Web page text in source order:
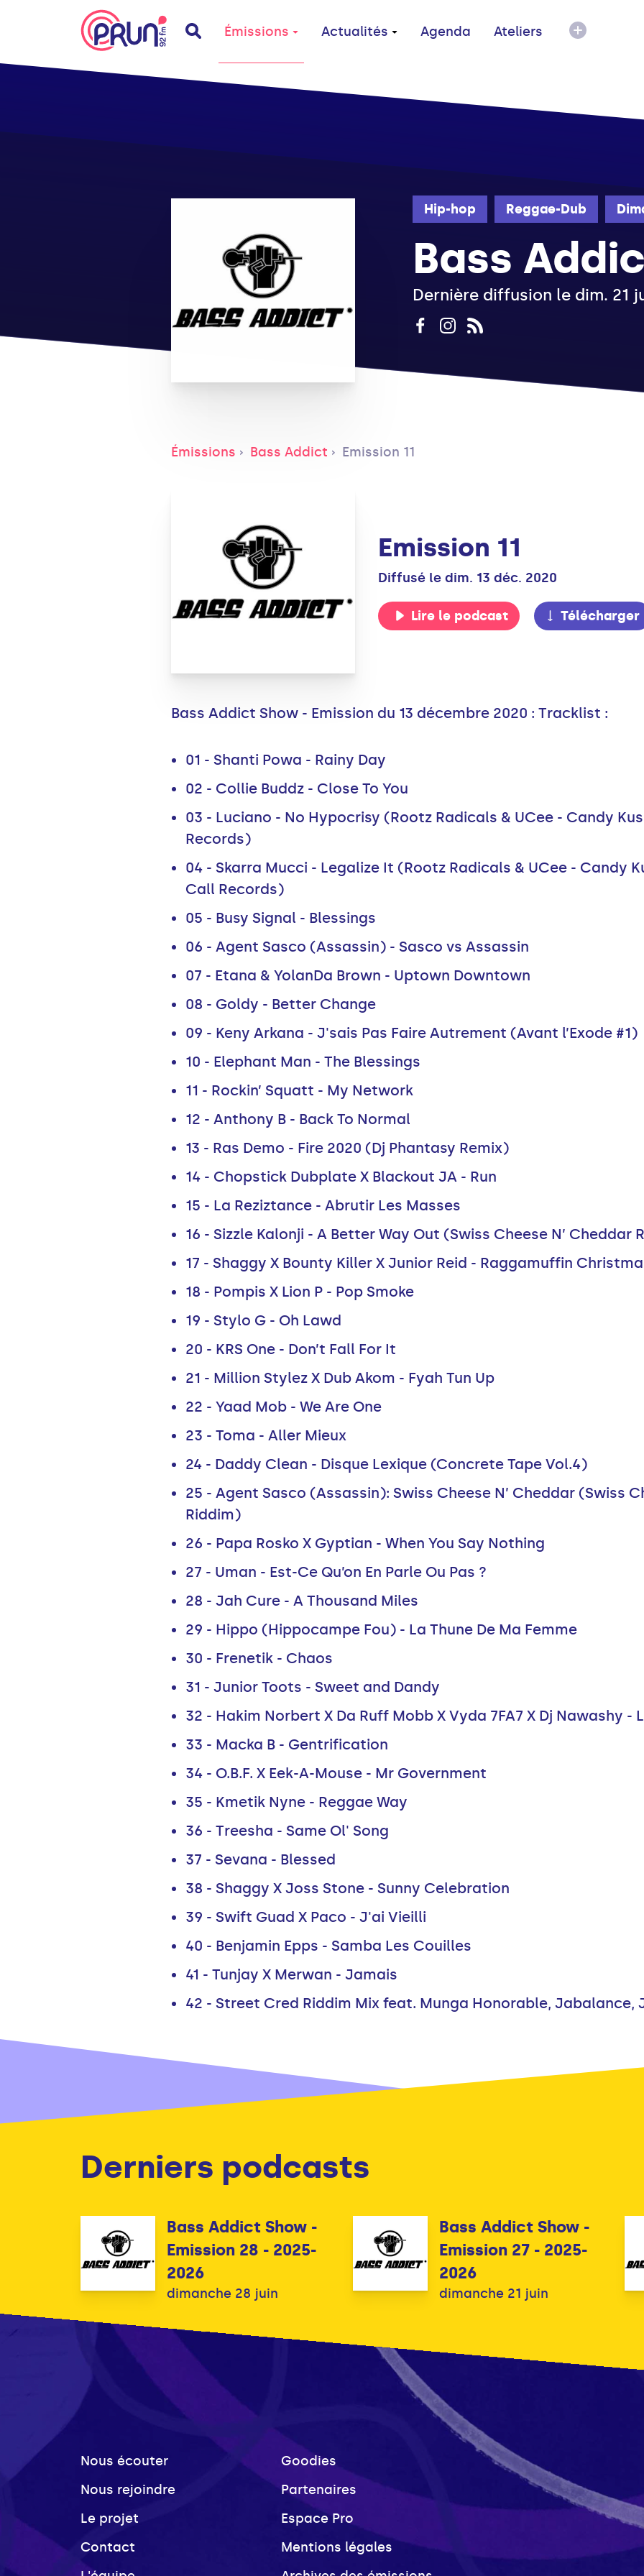
Émissions Actualités Agenda Ateliers
Hip-hop Reggae-Dub
Bass
Dernière diffusion le dim. 21
Émissions Bass Addict Emission 11
Emission 11
Diffusé le dim. 13 déc. 2020
Lire le podcast Télécharger
Bass Addict Show - Emission du 13 décembre 2020 : Tracklist :
01 - Shanti Powa - Rainy Day
02 - Collie Buddz - Close To You
03 - Luciano - No Hypocrisy (Rootz Radicals & UCee - Candy
Records)
04 - Skarra Mucci - Legalize It (Rootz Radicals & UCee - Candy
Call Records)
05 - Busy Signal - Blessings
06 - Agent Sasco (Assassin) - Sasco vs Assassin
07 - Etana & YolanDa Brown - Uptown Downtown
08 - Goldy - Better Change
09 - Keny Arkana - J'sais Pas Faire Autrement (Avant l’Exode #1)
10 - Elephant Man - The Blessings
11 - Rockin’ Squatt - My Network
12 - Anthony B - Back To Normal
13 - Ras Demo - Fire 2020 (Dj Phantasy Remix)
14 - Chopstick Dubplate X Blackout JA - Run
15 - La Reziztance - Abrutir Les Masses
16 - Sizzle Kalonji - A Better Way Out (Swiss Cheese N’ Cheddar
17 - Shaggy X Bounty Killer X Junior Reid - Raggamuffin
18 - Pompis X Lion P - Pop Smoke
19 - Stylo G - Oh Lawd
20 - KRS One - Don’t Fall For It
21 - Million Stylez X Dub Akom - Fyah Tun Up
22 - Yaad Mob - We Are One
23 - Toma - Aller Mieux
24 - Daddy Clean - Disque Lexique (Concrete Tape Vol.4)
25 - Agent Sasco (Assassin): Swiss Cheese N’ Cheddar (Swiss
Riddim)
26 - Papa Rosko X Gyptian - When You Say Nothing
27 - Uman - Est-Ce Qu’on En Parle Ou Pas ?
28 - Jah Cure - A Thousand Miles
29 - Hippo (Hippocampe Fou) - La Thune De Ma Femme
30 - Frenetik - Chaos
31 - Junior Toots - Sweet and Dandy
32 - Hakim Norbert X Da Ruff Mobb X Vyda 7FA7 X Dj Nawashy -
33 - Macka B - Gentrification
34 - O.B.F. X Eek-A-Mouse - Mr Government
35 - Kmetik Nyne - Reggae Way
36 - Treesha - Same Ol' Song
37 - Sevana - Blessed
38 - Shaggy X Joss Stone - Sunny Celebration
39 - Swift Guad X Paco - J'ai Vieilli
40 - Benjamin Epps - Samba Les Couilles
41 - Tunjay X Merwan - Jamais
42 - Street Cred Riddim Mix feat. Munga Honorable, Jabalance,
Derniers podcasts
Bass Addict Show -
Emission 28 - 2025-
2026
dimanche 28 juin
Bass Addict Show -
Emission 27 - 2025-
2026
dimanche 21 juin
Nous écouter
Nous rejoindre
Le projet
Contact
Goodies
Partenaires
Espace Pro
Mentions légales